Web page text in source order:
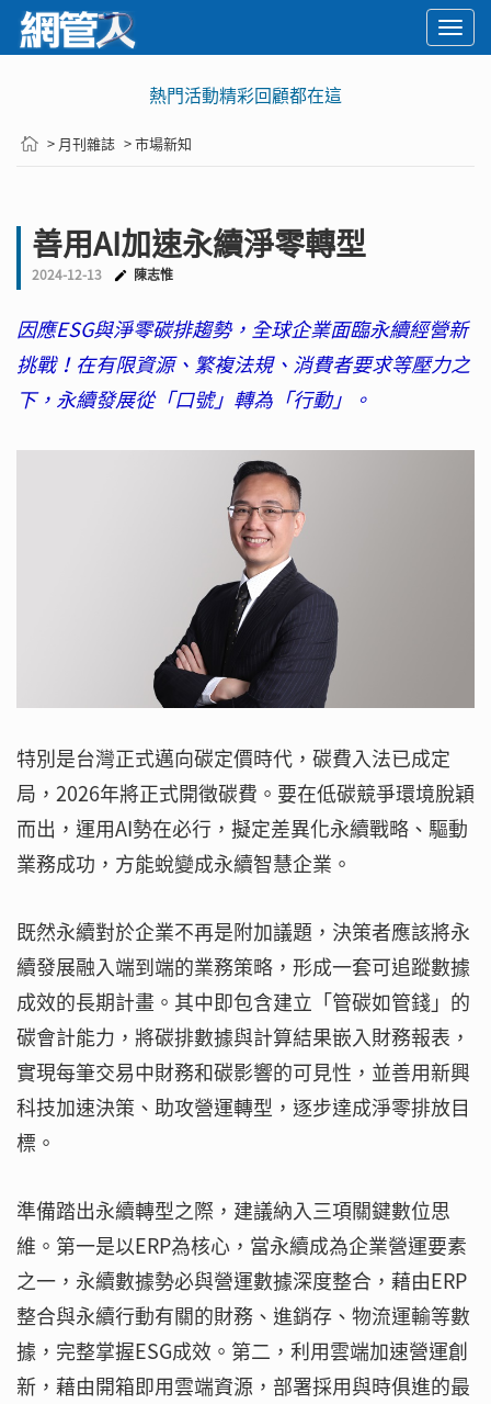
熱門活動精彩回顧都在這
> 月刊雜誌 > 市場新知
善用AI加速永續淨零轉型
2024-12-13 陳志惟
因應ESG與淨零碳排趨勢，全球企業面臨永續經營新
挑戰！在有限資源、繁複法規、消費者要求等壓力之
下，永續發展從「口號」轉為「行動」。
特別是台灣正式邁向碳定價時代，碳費入法已成定
局，2026年將正式開徵碳費。要在低碳競爭環境脫穎
而出，運用AI勢在必行，擬定差異化永續戰略、驅動
業務成功，方能蛻變成永續智慧企業。
既然永續對於企業不再是附加議題，決策者應該將永
續發展融入端到端的業務策略，形成一套可追蹤數據
成效的長期計畫。其中即包含建立「管碳如管錢」的
碳會計能力，將碳排數據與計算結果嵌入財務報表，
實現每筆交易中財務和碳影響的可見性，並善用新興
科技加速決策、助攻營運轉型，逐步達成淨零排放目
標。
準備踏出永續轉型之際，建議納入三項關鍵數位思
維。第一是以ERP為核心，當永續成為企業營運要素
之一，永續數據勢必與營運數據深度整合，藉由ERP
整合與永續行動有關的財務、進銷存、物流運輸等數
據，完整掌握ESG成效。第二，利用雲端加速營運創
新，藉由開箱即用雲端資源，部署採用與時俱進的最